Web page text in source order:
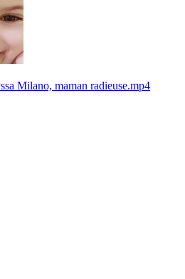
Milano, maman radieuse.mp4